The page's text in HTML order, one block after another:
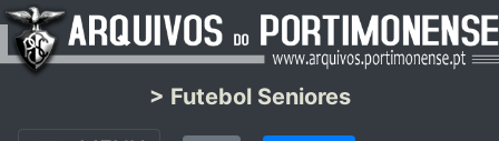
> Futebol Seniores